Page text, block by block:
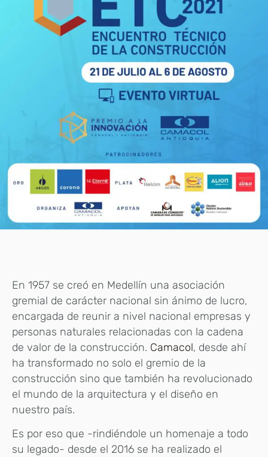
En 1957 se creó en Medellín una asociación
gremial de carácter nacional sin ánimo de lucro,
encargada de reunir a nivel nacional empresas y
personas naturales relacionadas con la cadena
de valor de la construcción. Camacol, desde ahí
ha transformado no solo el gremio de la
construcción sino que también ha revolucionado
el mundo de la arquitectura y el diseño en
nuestro país.
Es por eso que -rindiéndole un homenaje a todo
su legado- desde el 2016 se ha realizado el